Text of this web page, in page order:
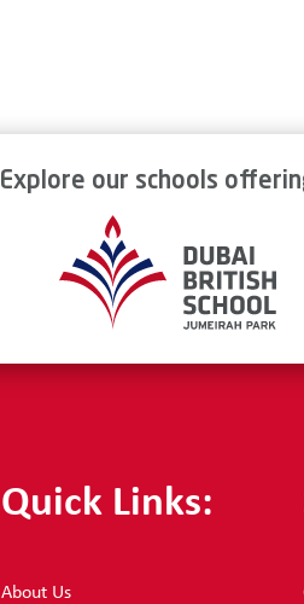
Explore our schools
Quick Links:
About Us